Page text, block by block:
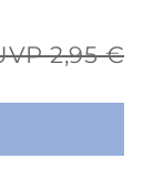
2,95 €